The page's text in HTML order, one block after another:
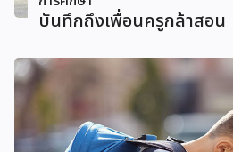
บันทึกถึงเพื่อนครูกล้าสอน